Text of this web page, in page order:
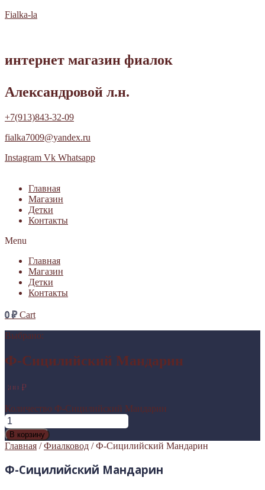
Fialka-la
интернет магазин фиалок
Александровой л.н.
+7(913)843-32-09
fialka7009@yandex.ru
Instagram Vk Whatsapp
Главная
Магазин
Детки
Контакты
Menu
Главная
Магазин
Детки
Контакты
0₽ Cart
Выбрано:
Ф-Сицилийский Мандарин
300 ₽
Количество Ф-Сицилийский Мандарин
В корзину
Главная /Фиалковод / Ф-Сицилийский Мандарин
Ф-Сицилийский Мандарин